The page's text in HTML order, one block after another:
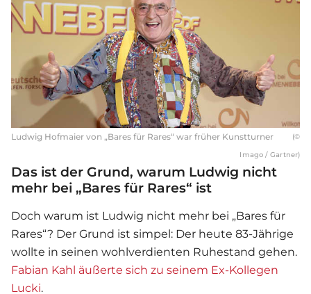
Ludwig Hofmaier von „Bares für Rares“ war früher Kunstturner (©
Imago / Gartner)
Das ist der Grund, warum Ludwig nicht
mehr bei „Bares für Rares“ ist
Doch warum ist Ludwig nicht mehr bei „Bares für
Rares“? Der Grund ist simpel: Der heute 83-Jährige
wollte in seinen wohlverdienten Ruhestand gehen.
Fabian Kahl äußerte sich zu seinem Ex-Kollegen
Lucki.